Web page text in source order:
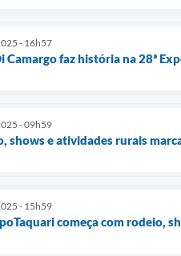
- 16h57
Camargo faz história na 28ª
- 09h59
shows e atividades rurais
- 15h59
começa com rodeio,